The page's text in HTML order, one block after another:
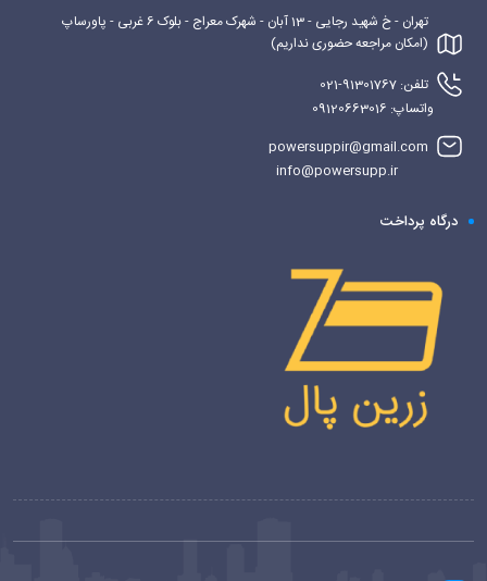
تهران - خ شهید رجایی - 13 آبان - شهرک معراج - بلوک 6 غربی - پاورساپ
(امکان مراجعه حضوری نداریم)
تلفن: 91301767-021
واتساپ: 09120663016
powersuppir@gmail.com
info@powersupp.ir
درگاه پرداخت